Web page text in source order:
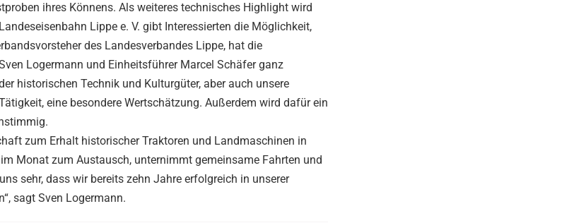
ihres Könnens. Als weiteres technisches Highlight wird
Lippe e. V. gibt Interessierten die Möglichkeit,
des Landesverbandes Lippe, hat die
Logermann und Einheitsführer Marcel Schäfer ganz
historischen Technik und Kulturgüter, aber auch unsere
eine besondere Wertschätzung. Außerdem wird dafür ein
zum Erhalt historischer Traktoren und Landmaschinen in
Monat zum Austausch, unternimmt gemeinsame Fahrten und
sehr, dass wir bereits zehn Jahre erfolgreich in unserer
sagt Sven Logermann.